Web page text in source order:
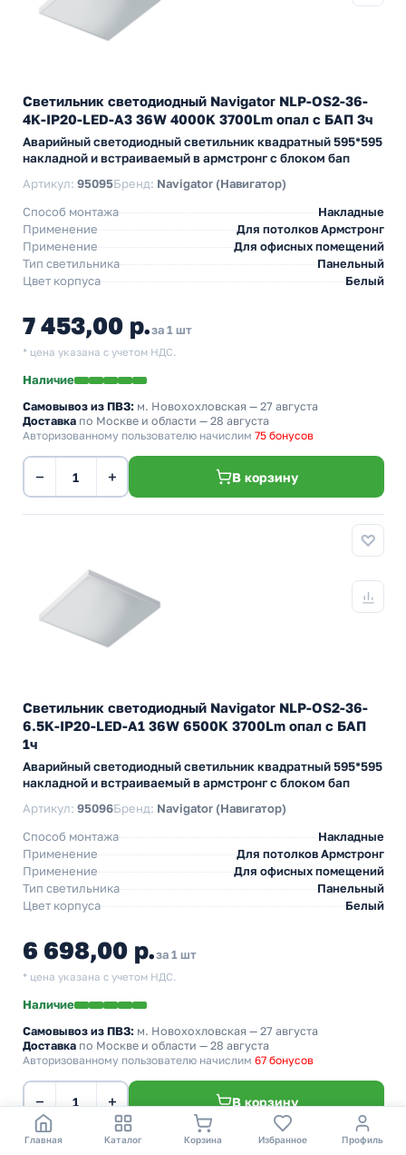
Светильник светодиодный Navigator NLP-OS2-36-
4K-IP20-LED-A3 36W 4000K 3700Lm опал с БАП 3ч
Аварийный светодиодный светильник квадратный 595*595
накладной и встраиваемый в армстронг с блоком бап
Артикул: 95095Бренд: Navigator (Навигатор)
Способ монтажа
Накладные
Применение
Для потолков Армстронг
Применение
Для офисных помещений
Тип светильника
Панельный
Цвет корпуса
Белый
7 453,00 р.за 1 шт
* цена указана с учетом НДС.
Наличие
Самовывоз из ПВЗ: м. Новохохловская — 27 августа
Доставка по Москве и области — 28 августа
Авторизованному пользователю начислим 75 бонусов
− + В корзину
Светильник светодиодный Navigator NLP-OS2-36-
6.5K-IP20-LED-A1 36W 6500K 3700Lm опал с БАП
1ч
Аварийный светодиодный светильник квадратный 595*595
накладной и встраиваемый в армстронг с блоком бап
Артикул: 95096Бренд: Navigator (Навигатор)
Способ монтажа
Накладные
Применение
Для потолков Армстронг
Применение
Для офисных помещений
Тип светильника
Панельный
Цвет корпуса
Белый
6 698,00 р.за 1 шт
* цена указана с учетом НДС.
Наличие
Самовывоз из ПВЗ: м. Новохохловская — 27 августа
Доставка по Москве и области — 28 августа
Авторизованному пользователю начислим 67 бонусов
− + В корзину
Главная Каталог Корзина Избранное Профиль